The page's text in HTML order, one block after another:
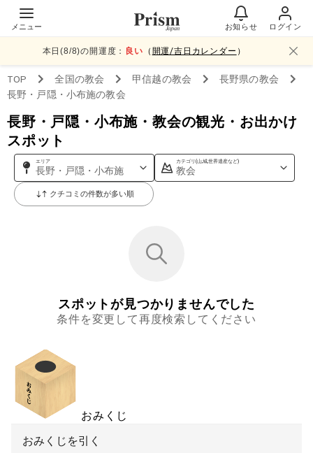
メニュー お知らせ ログイン
本日(8/8)の開運度： 良い （ 開運/吉日カレンダー ）
TOP 全国の教会 甲信越の教会 長野県の教会
長野・戸隠・小布施の教会
長野・戸隠・小布施・教会の観光・お出かけ
スポット
エリア
長野・戸隠・小布施
カテゴリ(山,城,世界遺産など)
教会
クチコミの件数が多い順
スポットが見つかりませんでした
条件を変更して再度検索してください
おみくじ
おみくじを引く